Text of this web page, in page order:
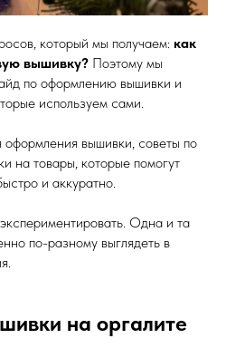
который мы получаем: как
вышивку? Поэтому мы
по оформлению вышивки и
используем сами.
вышивки, советы по
на товары, которые помогут
и аккуратно.
Одна и та
по-разному выглядеть в
на оргалите